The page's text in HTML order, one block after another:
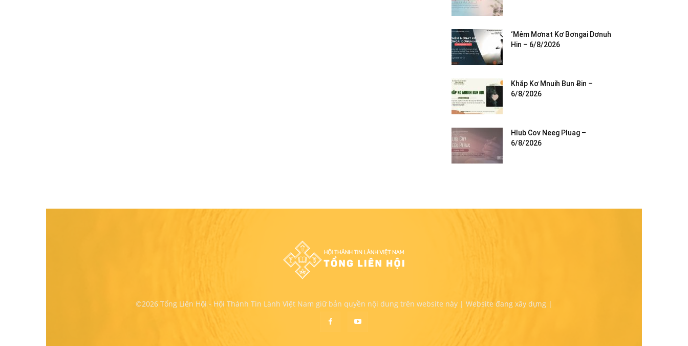
‘Mêm Mơnat Kơ Bơngai Dơnuh
Hin – 6/8/2026
Khăp Kơ Mnuih Bun Ƀin –
6/8/2026
Hlub Cov Neeg Pluag –
6/8/2026
©2026 Tổng Liên Hội - Hội Thánh Tin Lành Việt Nam giữ bản quyền nội dung trên website này | Website đang xây dựng |